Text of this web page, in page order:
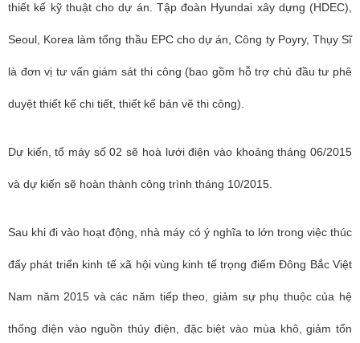
thiết kế kỹ thuật cho dự án. Tập đoàn Hyundai xây dựng (HDEC),
Seoul, Korea làm tổng thầu EPC cho dự án, Công ty Poyry, Thụy Sĩ
là đơn vị tư vấn giám sát thi công (bao gồm hỗ trợ chủ đầu tư phê
duyệt thiết kế chi tiết, thiết kế bản vẽ thi công).
Dự kiến, tổ máy số 02 sẽ hoà lưới điện vào khoảng tháng 06/2015
và dự kiến sẽ hoàn thành công trình tháng 10/2015.
Sau khi đi vào hoạt động, nhà máy có ý nghĩa to lớn trong việc thúc
đẩy phát triển kinh tế xã hội vùng kinh tế trọng điểm Đông Bắc Việt
Nam năm 2015 và các năm tiếp theo, giảm sự phụ thuộc của hệ
thống điện vào nguồn thủy điện, đặc biệt vào mùa khô, giảm tổn